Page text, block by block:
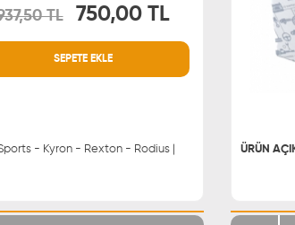
TL 750,00 TL
SEPETE EKLE
- Kyron - Rexton - Rodius |
MÜŞTERİ HİZMETLERİ
ÜRÜN